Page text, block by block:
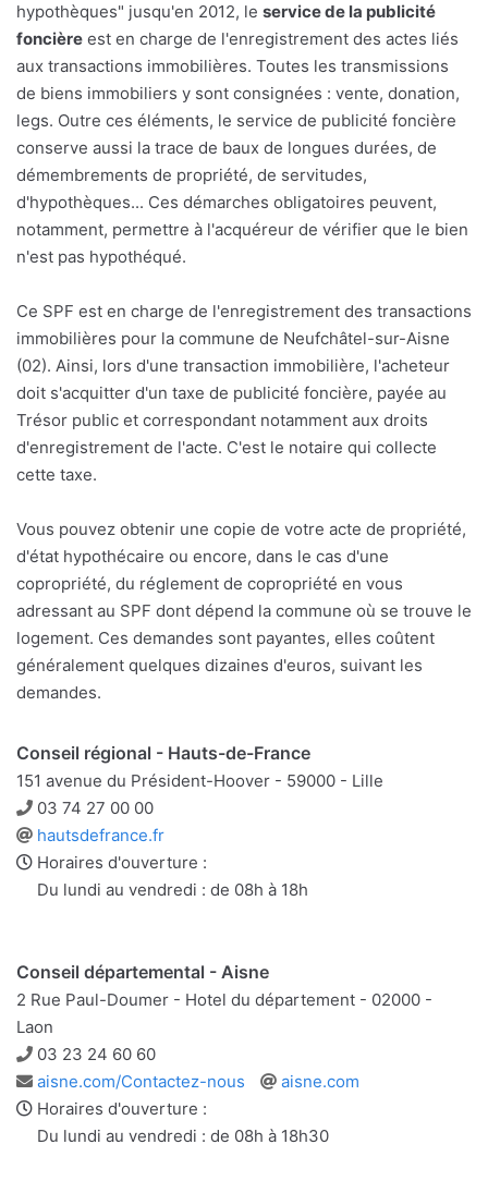
hypothèques" jusqu'en 2012, le service de la publicité
foncière est en charge de l'enregistrement des actes liés
aux transactions immobilières. Toutes les transmissions
de biens immobiliers y sont consignées : vente, donation,
legs. Outre ces éléments, le service de publicité foncière
conserve aussi la trace de baux de longues durées, de
démembrements de propriété, de servitudes,
d'hypothèques... Ces démarches obligatoires peuvent,
notamment, permettre à l'acquéreur de vérifier que le bien
n'est pas hypothéqué.
Ce SPF est en charge de l'enregistrement des transactions
immobilières pour la commune de Neufchâtel-sur-Aisne
(02). Ainsi, lors d'une transaction immobilière, l'acheteur
doit s'acquitter d'un taxe de publicité foncière, payée au
Trésor public et correspondant notamment aux droits
d'enregistrement de l'acte. C'est le notaire qui collecte
cette taxe.
Vous pouvez obtenir une copie de votre acte de propriété,
d'état hypothécaire ou encore, dans le cas d'une
copropriété, du réglement de copropriété en vous
adressant au SPF dont dépend la commune où se trouve le
logement. Ces demandes sont payantes, elles coûtent
généralement quelques dizaines d'euros, suivant les
demandes.
Conseil régional - Hauts-de-France
151 avenue du Président-Hoover - 59000 - Lille
Téléphone
03 74 27 00 00
Site
web
hautsdefrance.fr
Horaires d'ouverture :
Du lundi au vendredi : de 08h à 18h
Conseil départemental - Aisne
2 Rue Paul-Doumer - Hotel du département - 02000 -
Laon
Téléphone
03 23 24 60 60
Adresse
e-
mail
aisne.com/Contactez-nous
Site
aisne.com
Horaires d'ouverture :
Du lundi au vendredi : de 08h à 18h30